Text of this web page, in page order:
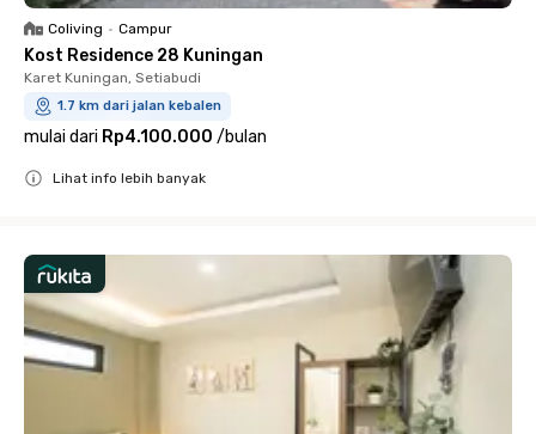
Coliving • Campur
Kost Residence 28 Kuningan
Karet Kuningan, Setiabudi
1.7 km dari jalan kebalen
mulai dari Rp4.100.000 /bulan
Lihat info lebih banyak